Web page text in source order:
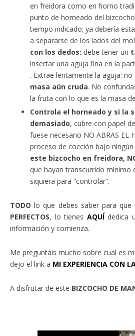
en freidora como en horno
punto de horneado del
tiempo indicado; ya debería
a separarse de los lados del
con los dedos: debe tener un
insertar una aguja fina en la
. Extrae lentamente la aguja: no
masa aún cruda. No
la fruta con lo que es la masa
Controla el horneado y si la
demasiado, cubre con papel
fuese necesario NO ABRAS EL
proceso de cocción bajo
este bizcocho en freidora,
que hayan transcurrido mínimo
siquiera para “controlar”.
TODO lo que debes saber para
PERFECTOS, lo tienes AQUÍdedica
información y comienza.
Me preguntáis mucho sobre cual es
dejo el link a MI EXPERIENCIA CON
A disfrutar de este BIZCOCHO DE